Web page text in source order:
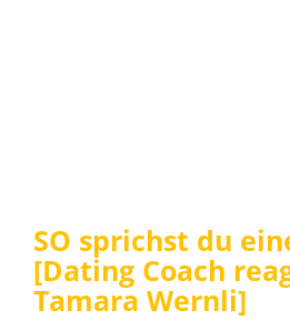
SO sprichst du
[Dating Coach
Tamara Wernli]